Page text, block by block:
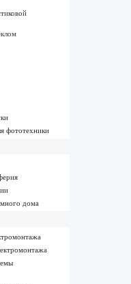
фототехники
дома